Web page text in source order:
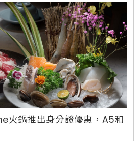
些菜品不僅保留了傳統的風
飪手法，為食客帶來全新的味覺
火鍋推出身分證優惠，A5和